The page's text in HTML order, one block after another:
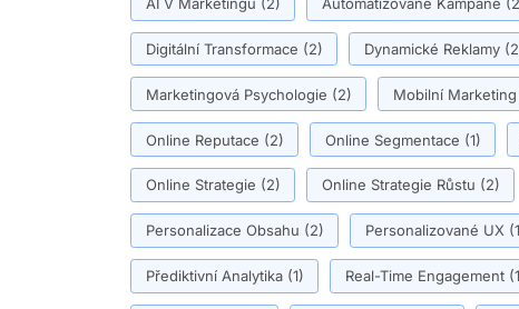
Digitální Transformace (2) Dynamické Reklamy
Marketingová Psychologie (2) Mobilní Marketing
Online Reputace (2) Online Segmentace (1)
Online Strategie (2) Online Strategie Růstu (2)
Personalizace Obsahu (2) Personalizované UX
Přediktivní Analytika(1) Real-Time Engagement